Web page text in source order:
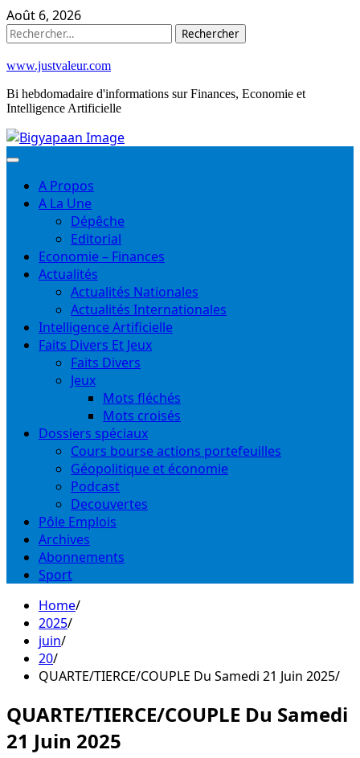
Skip
to
Août 6, 2026
Rechercher :
www.justvaleur.com
Bi hebdomadaire d'informations sur Finances, Economie et
Intelligence Artificielle
A Propos
A La Une
Dépêche
Editorial
Economie – Finances
Actualités
Actualités Nationales
Actualités Internationales
Intelligence Artificielle
Faits Divers Et Jeux
Faits Divers
Jeux
Mots fléchés
Mots croisés
Dossiers spéciaux
Cours bourse actions portefeuilles
Géopolitique et économie
Podcast
Decouvertes
Pôle Emplois
Archives
Abonnements
Sport
Home
2025
juin
20
QUARTE/TIERCE/COUPLE Du Samedi 21 Juin 2025
QUARTE/TIERCE/COUPLE Du Samedi
21 Juin 2025